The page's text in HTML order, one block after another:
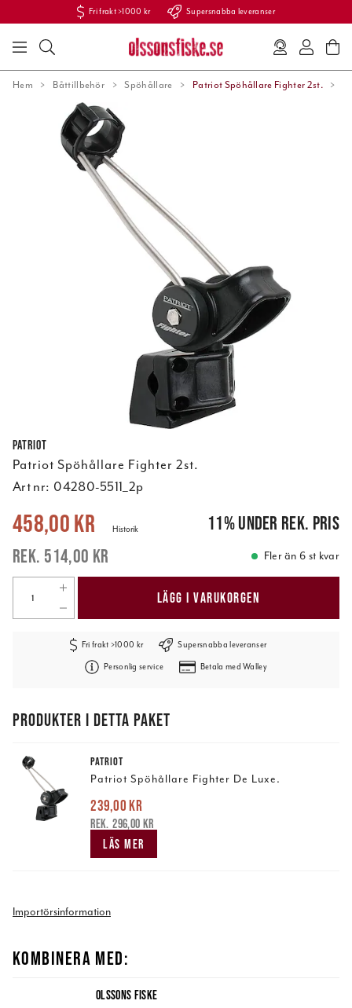
Fri frakt >1000 kr Supersnabba leveranser
Hem Båttillbehör Spöhållare Patriot Spöhållare Fighter 2st.
Patriot
Patriot Spöhållare Fighter 2st.
Art nr: 04280-5511_2p
Nuvarande pris:458,00 kr 514,00 kr
458,00 kr
514,00 kr
Historik 11%under rek. pris
Fler än 6 st kvar
LÄGG I VARUKORGEN
Fri frakt >1000 kr Supersnabba leveranser
Personlig service Betala med Walley
PRODUKTER I DETTA PAKET
PATRIOT
Patriot Spöhållare Fighter De Luxe.
Nuvarande pris
296,00 kr
239,00 kr
296,00 kr
LÄS MER
Importörsinformation
KOMBINERA MED:
OLSSONS FISKE